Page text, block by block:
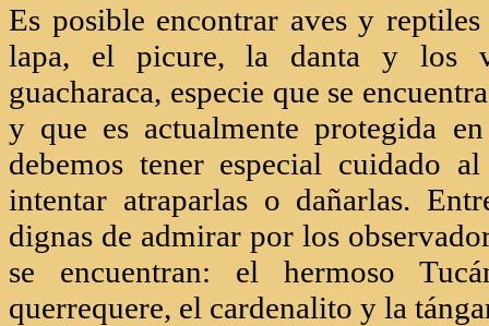
Es posible encontrar aves y
lapa, el picure, la danta y los
guacharaca, especie que se
y que es actualmente protegida
debemos tener especial cuidado
intentar atraparlas o dañarlas.
dignas de admirar por los
se encuentran: el hermoso
querrequere, el cardenalito y la